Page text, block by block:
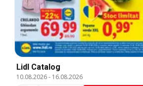
Lidl Catalog
10.08.2026- 16.08.2026